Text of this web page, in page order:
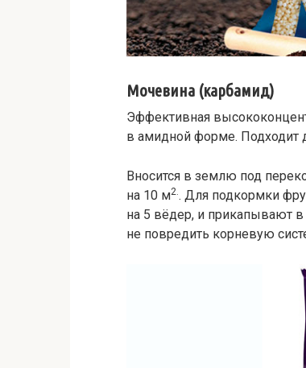
Мочевина (карбамид)
Эффективная
в амидной форме. Подходит
Вносится в землю под
на 10 м2.. Для подкормки
на 5 вёдер, и прикапывают
не повредить корневую